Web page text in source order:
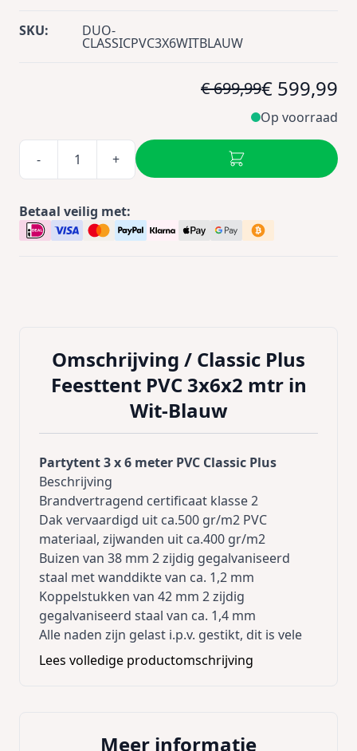
SKU: DUO-
CLASSICPVC3X6WITBLAUW
€ 699,99€ 599,99
Op voorraad
- +
Betaal veilig met:
Omschrijving / Classic Plus
Feesttent PVC 3x6x2 mtr in
Wit-Blauw
Partytent 3 x 6 meter PVC Classic Plus
Beschrijving
Brandvertragend certificaat klasse 2
Dak vervaardigd uit ca.500 gr/m2 PVC
materiaal, zijwanden uit ca.400 gr/m2
Buizen van 38 mm 2 zijdig gegalvaniseerd
staal met wanddikte van ca. 1,2 mm
Koppelstukken van 42 mm 2 zijdig
gegalvaniseerd staal van ca. 1,4 mm
Alle naden zijn gelast i.p.v. gestikt, dit is vele
malen sterker
Elastieken en haringen worden bijgeleverd
Lees volledige productomschrijving
Meer informatie